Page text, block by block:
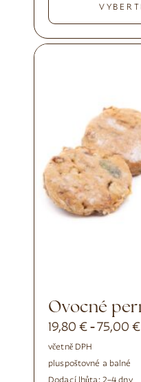
Ovocné
19,80€ - 75,00€
včetně DPH
pluspoštovné a balné